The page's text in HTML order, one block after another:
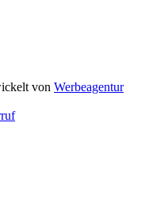
von Werbeagentur